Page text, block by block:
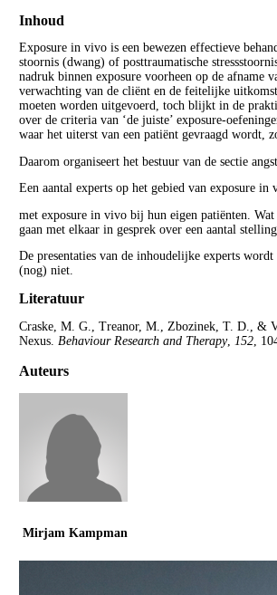
Inhoud
Exposure in vivo is een bewezen effectieve
stoornis (dwang) of posttraumatische
nadruk binnen exposure voorheen op de afname
verwachting van de cliënt en de feitelijke
moeten worden uitgevoerd, toch blijkt in de
over de criteria van ‘de juiste’ exposure-
waar het uiterst van een patiënt gevraagd wordt,
Daarom organiseert het bestuur van de sectie
Een aantal experts op het gebied van exposure
met exposure in vivo bij hun eigen patiënten.
gaan met elkaar in gesprek over een aantal
De presentaties van de inhoudelijke experts
(nog) niet.
Literatuur
Craske, M. G., Treanor, M., Zbozinek, T. D., &
Nexus. Behaviour Research and Therapy, 152,
Auteurs
Mirjam Kampman